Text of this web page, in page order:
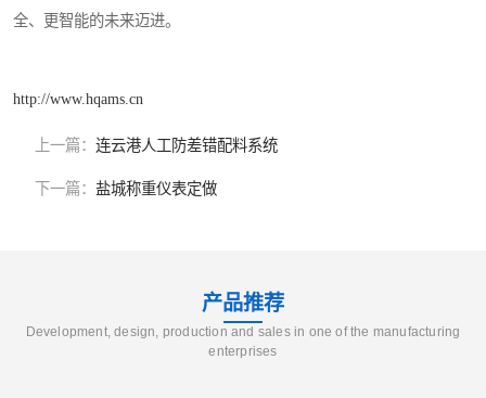
全、更智能的未来迈进。
http://www.hqams.cn
上一篇： 连云港人工防差错配料系统
下一篇： 盐城称重仪表定做
产品推荐
Development, design, production and sales in one of the manufacturing
enterprises